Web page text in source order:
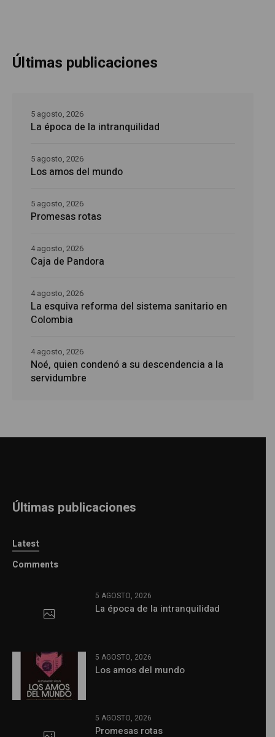
Últimas publicaciones
La época de la intranquilidad
5 agosto, 2026
Los amos del mundo
5 agosto, 2026
Promesas rotas
5 agosto, 2026
Caja de Pandora
4 agosto, 2026
La esquiva reforma del sistema sanitario en
Colombia
4 agosto, 2026
Noé, quien condenó a su descendencia a la
servidumbre
4 agosto, 2026
Últimas publicaciones
Latest
Comments
5 AGOSTO, 2026
La época de la intranquilidad
5 AGOSTO, 2026
Los amos del mundo
5 AGOSTO, 2026
Promesas rotas